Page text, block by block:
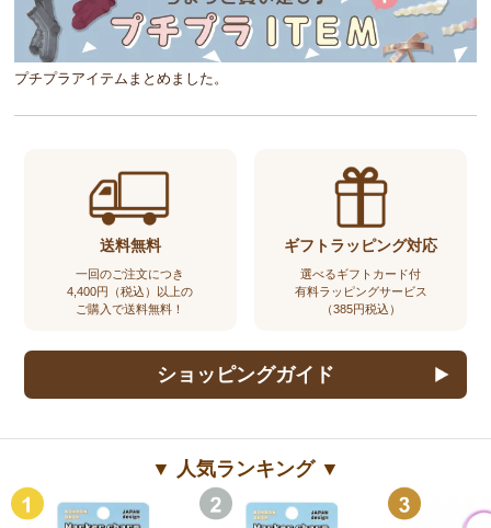
プチプラアイテムまとめました。
送料無料
一回のご注文につき
4,400円（税込）以上の
ご購入で送料無料！
ギフトラッピング対応
選べるギフトカード付
有料ラッピングサービス
（385円税込）
ショッピングガイド
▼ 人気ランキング ▼